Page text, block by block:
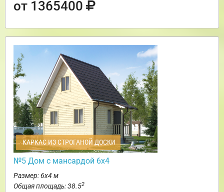
от 1365400
КАРКАС ИЗ СТРОГАНОЙ ДОСКИ
№5 Дом с мансардой 6х4
Размер: 6х4 м
Общая площадь: 38.52